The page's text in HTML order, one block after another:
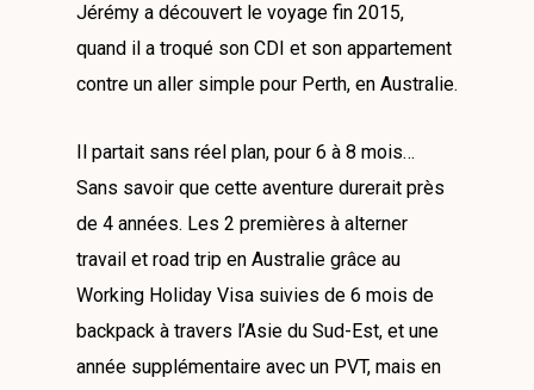
Jérémy a découvert le voyage fin 2015,
quand il a troqué son CDI et son appartement
contre un aller simple pour Perth, en Australie.
Il partait sans réel plan, pour 6 à 8 mois…
Sans savoir que cette aventure durerait près
de 4 années. Les 2 premières à alterner
travail et road trip en Australie grâce au
Working Holiday Visa suivies de 6 mois de
backpack à travers l’Asie du Sud-Est, et une
année supplémentaire avec un PVT, mais en